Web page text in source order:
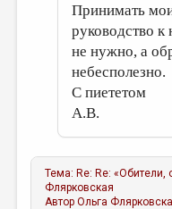
Принимать
руководство
не нужно, а
небесполезно.
С пиететом
А.В.
Тема: Re: Re: «Обители,
Флярковская
АвторОльга